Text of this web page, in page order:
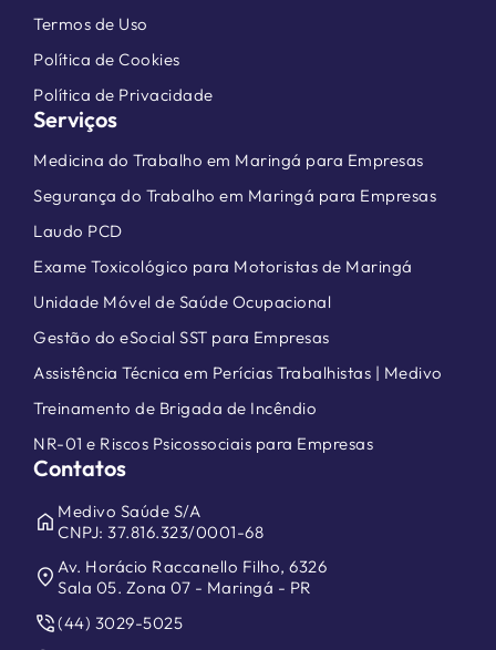
Termos de Uso
Política de Cookies
Política de Privacidade
Serviços
Medicina do Trabalho em Maringá para Empresas
Segurança do Trabalho em Maringá para Empresas
Laudo PCD
Exame Toxicológico para Motoristas de Maringá
Unidade Móvel de Saúde Ocupacional
Gestão do eSocial SST para Empresas
Assistência Técnica em Perícias Trabalhistas | Medivo
Treinamento de Brigada de Incêndio
NR-01 e Riscos Psicossociais para Empresas
Contatos
home Medivo Saúde S/A
CNPJ: 37.816.323/0001-68
location_on Av. Horácio Raccanello Filho, 6326
Sala 05. Zona 07 - Maringá - PR
phone_in_talk(44) 3029-5025